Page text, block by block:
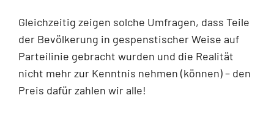
Gleichzeitig zeigen solche Umfragen, dass Teile
der Bevölkerung in gespenstischer Weise auf
Parteilinie gebracht wurden und die Realität
nicht mehr zur Kenntnis nehmen (können) – den
Preis dafür zahlen wir alle!